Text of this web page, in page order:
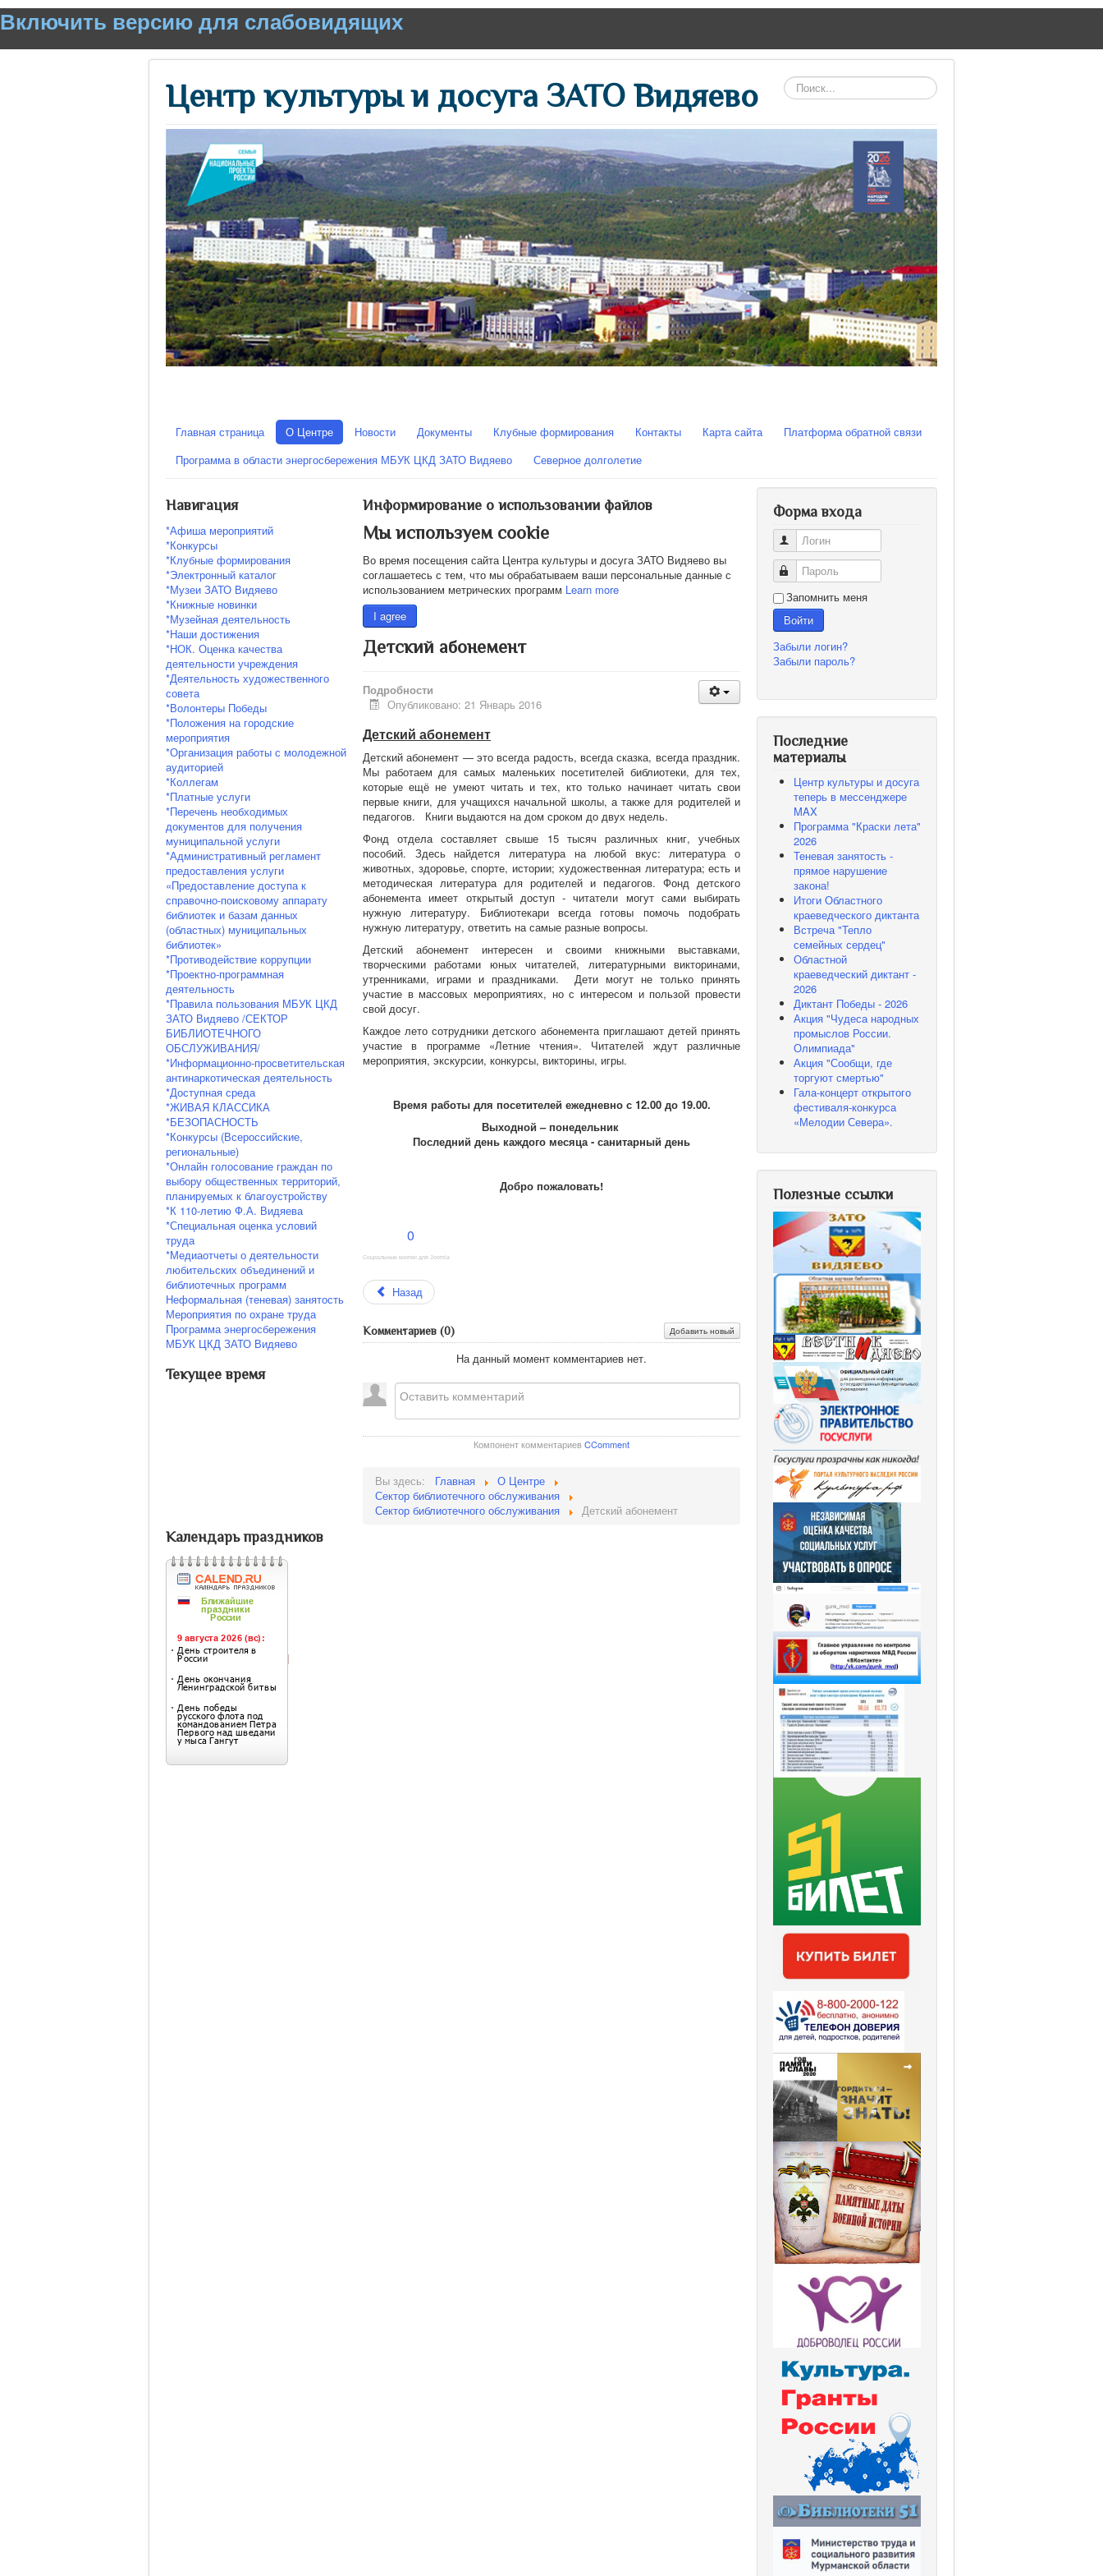
Включить версию для слабовидящих
Центр культуры и досуга ЗАТО Видяево
Поиск
по
Главная страница О Центре Новости Документы Клубные формирования Контакты Карта сайта
Платформа обратной связи
Программа в области энергосбережения МБУК ЦКД ЗАТО Видяево
Северное долголетие
Навигация
*Афиша мероприятий
*Конкурсы
*Клубные формирования
*Электронный каталог
*Музеи ЗАТО Видяево
*Книжные новинки
*Музейная деятельность
*Наши достижения
*НОК. Оценка качества
деятельности учреждения
*Деятельность художественного
совета
*Волонтеры Победы
*Положения на городские
мероприятия
*Организация работы с молодежной
аудиторией
*Коллегам
*Платные услуги
*Перечень необходимых
документов для получения
муниципальной услуги
*Административный регламент
предоставления услуги
«Предоставление доступа к
справочно-поисковому аппарату
библиотек и базам данных
(областных) муниципальных
библиотек»
*Противодействие коррупции
*Проектно-программная
деятельность
*Правила пользования МБУК ЦКД
ЗАТО Видяево /СЕКТОР
БИБЛИОТЕЧНОГО
ОБСЛУЖИВАНИЯ/
*Информационно-просветительская
антинаркотическая деятельность
*Доступная среда
*ЖИВАЯ КЛАССИКА
*БЕЗОПАСНОСТЬ
*Конкурсы (Всероссийские,
региональные)
*Онлайн голосование граждан по
выбору общественных территорий,
планируемых к благоустройству
*К 110-летию Ф.А. Видяева
*Специальная оценка условий
труда
*Медиаотчеты о деятельности
любительских объединений и
библиотечных программ
Неформальная (теневая) занятость
Мероприятия по охране труда
Программа энергосбережения
МБУК ЦКД ЗАТО Видяево
Текущее время
Календарь праздников
Информирование о использовании файлов
Мы используем cookie
Во время посещения сайта Центра культуры и досуга ЗАТО Видяево вы
соглашаетесь с тем, что мы обрабатываем ваши персональные данные с
использованием метрических программ Learn more
I agree
Детский абонемент
Подробности
Опубликовано: 21 Январь 2016
Детский абонемент
Детский абонемент — это всегда радость, всегда сказка, всегда праздник.
Мы работаем для самых маленьких посетителей библиотеки, для тех,
которые ещё не умеют читать и тех, кто только начинает читать свои
первые книги, для учащихся начальной школы, а также для родителей и
педагогов. Книги выдаются на дом сроком до двух недель.
Фонд отдела составляет свыше 15 тысяч различных книг, учебных
пособий. Здесь найдется литература на любой вкус: литература о
животных, здоровье, спорте, истории; художественная литература; есть и
методическая литература для родителей и педагогов. Фонд детского
абонемента имеет открытый доступ - читатели могут сами выбирать
нужную литературу. Библиотекари всегда готовы помочь подобрать
нужную литературу, ответить на самые разные вопросы.
Детский абонемент интересен и своими книжными выставками,
творческими работами юных читателей, литературными викторинами,
утренниками, играми и праздниками. Дети могут не только принять
участие в массовых мероприятиях, но с интересом и пользой провести
свой досуг.
Каждое лето сотрудники детского абонемента приглашают детей принять
участие в программе «Летние чтения». Читателей ждут различные
мероприятия, экскурсии, конкурсы, викторины, игры.
Время работы для посетителей ежедневно с 12.00 до 19.00.
Выходной – понедельник
Последний день каждого месяца - санитарный день
Добро пожаловать!
0
Социальные кнопки для Joomla
Назад
Комментариев (0) Добавить новый
На данный момент комментариев нет.
Компонент комментариевCComment
Вы здесь: Главная
О Центре
Сектор библиотечного обслуживания
Сектор библиотечного обслуживания
Детский абонемент
Форма входа
Логин
Пароль
Запомнить меня
Войти
Забыли логин?
Забыли пароль?
Последние
материалы
Центр культуры и досуга
теперь в мессенджере
MAX
Программа "Краски лета"
2026
Теневая занятость -
прямое нарушение
закона!
Итоги Областного
краеведческого диктанта
Встреча "Тепло
семейных сердец"
Областной
краеведческий диктант -
2026
Диктант Победы - 2026
Акция "Чудеса народных
промыслов России.
Олимпиада"
Акция "Сообщи, где
торгуют смертью"
Гала-концерт открытого
фестиваля-конкурса
«Мелодии Севера».
Полезные ссылки